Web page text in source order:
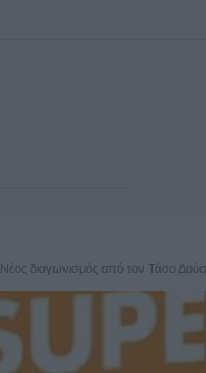
Νέος διαγωνισμός από τον Τάσο Δούση